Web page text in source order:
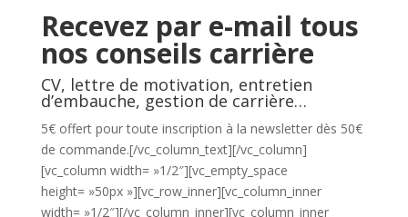
Recevez par e-mail tous
nos conseils carrière
CV, lettre de motivation, entretien
d’embauche, gestion de carrière…
5€ offert pour toute inscription à la newsletter dès 50€
de commande.[/vc_column_text][/vc_column]
[vc_column width= »1/2″][vc_empty_space
height= »50px »][vc_row_inner][vc_column_inner
width= »1/2″][/vc_column_inner][vc_column_inner